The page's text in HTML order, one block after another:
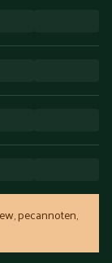
pecannoten,